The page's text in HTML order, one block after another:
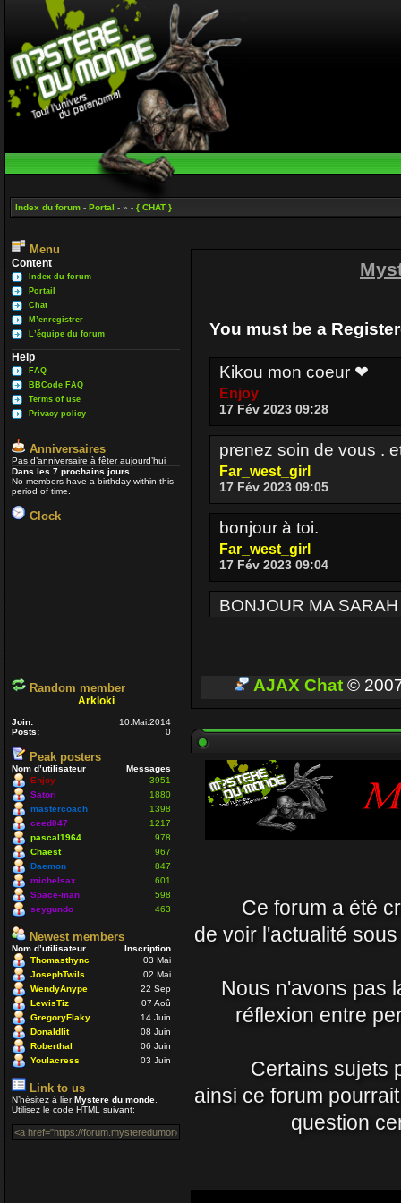
Index du forum - Portal - » - { CHAT }
Menu
Content
Index du forum
Portail
Chat
M’enregistrer
L’équipe du forum
Help
FAQ
BBCode FAQ
Terms of use
Privacy policy
Anniversaires
Pas d’anniversaire à fêter aujourd’hui
Dans les 7 prochains jours
No members have a birthday within this
period of time.
Clock
Random member
Arkloki
Join:
10.Mai.2014
Posts:
0
Peak posters
Nom d’utilisateur
Messages
Enjoy
3951
Satori
1880
mastercoach
1398
ceed047
1217
pascal1964
978
Chaest
967
Daemon
847
michelsax
601
Space-man
598
seygundo
463
Newest members
Nom d’utilisateur
Inscription
Thomasthync
03 Mai
JosephTwils
02 Mai
WendyAnype
22 Sep
LewisTiz
07 Aoû
GregoryFlaky
14 Juin
Donaldlit
08 Juin
Roberthal
06 Juin
Youlacress
03 Juin
Link to us
N’hésitez à lierMystere du monde
Utilisez le code HTML suivant:
You must be a
Kikou mon coeur ❤
Enjoy
17 Fév 2023 09:28
prenez soin de vous .
Far_west_girl
17 Fév 2023 09:05
bonjour à toi.
Far_west_girl
17 Fév 2023 09:04
BONJOUR MA SARAH
BONJOUR A TOUT
Enjoy
Je passe parfois
Un
voir si ceux qui sont
Nounours
19 Avr 2021 09:33
vous prenez soin de
Daemon
15 Avr 2021 23:54
Un coucou en
Nounours
08 Nov 2020 18:08
ola à toutes et à tous
29 Juil 2020 10:30
Salut Venusia oui je
AJAX Chat ©
Ce forum a été
de voir l'actualité
Nous n'avons pas
réflexion entre
Certains sujets
ainsi ce forum
question